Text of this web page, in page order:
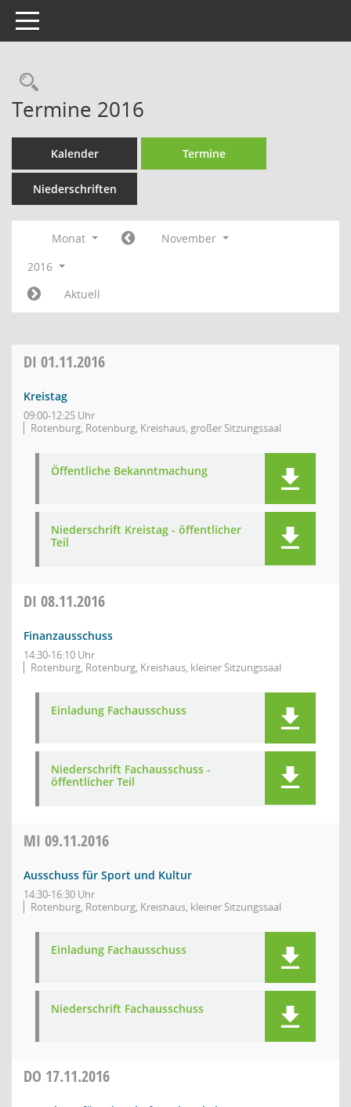
Toggle navigation
Rechercheauswahl
Termine 2016
Kalender Termine
Niederschriften
Monat
November
2016
Aktuell
DI 01.11.2016
Kreistag
09:00-12:25 Uhr
Rotenburg, Rotenburg, Kreishaus, großer Sitzungssaal
Öffentliche Bekanntmachung
Niederschrift Kreistag - öffentlicher
Teil
DI 08.11.2016
Finanzausschuss
14:30-16:10 Uhr
Rotenburg, Rotenburg, Kreishaus, kleiner Sitzungssaal
Einladung Fachausschuss
Niederschrift Fachausschuss -
öffentlicher Teil
MI 09.11.2016
Ausschuss für Sport und Kultur
14:30-16:30 Uhr
Rotenburg, Rotenburg, Kreishaus, kleiner Sitzungssaal
Einladung Fachausschuss
Niederschrift Fachausschuss
DO 17.11.2016